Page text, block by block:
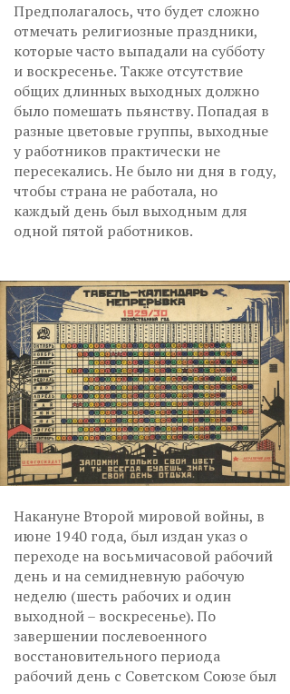
Предполагалось, что будет сложно
отмечать религиозные праздники,
которые часто выпадали на субботу
и воскресенье. Также отсутствие
общих длинных выходных должно
было помешать пьянству. Попадая в
разные цветовые группы, выходные
у работников практически не
пересекались. Не было ни дня в году,
чтобы страна не работала, но
каждый день был выходным для
одной пятой работников.
Накануне Второй мировой войны, в
июне 1940 года, был издан указ о
переходе на восьмичасовой рабочий
день и на семидневную рабочую
неделю (шесть рабочих и один
выходной – воскресенье). По
завершении послевоенного
восстановительного периода
рабочий день с Советском Союзе был